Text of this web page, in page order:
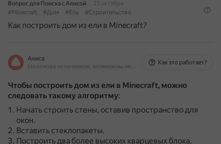
Вопрос для Поиска с Алисой
23 октября
#Minecraft
#Дом #Ель #Строительство
Как построить дом из ели в Minecraft?
Алиса
На основе источников, возможны неточности
Как это работает?
Чтобы построить дом из ели в Minecraft, можно
следовать такому алгоритму:
Начать строить стены, оставив пространство для
окон.
Вставить стеклопакеты.
Построить два более высоких кварцевых блока,